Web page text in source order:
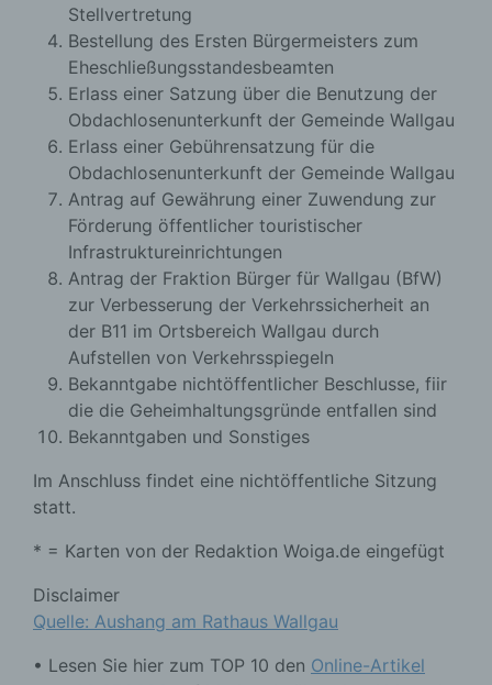
Stellvertretung
Bestellung des Ersten Bürgermeisters zum
Eheschließungsstandesbeamten
Erlass einer Satzung über die Benutzung der
Obdachlosenunterkunft der Gemeinde Wallgau
Erlass einer Gebührensatzung für die
Obdachlosenunterkunft der Gemeinde Wallgau
Antrag auf Gewährung einer Zuwendung zur
Förderung öffentlicher touristischer
Infrastruktureinrichtungen
Antrag der Fraktion Bürger für Wallgau (BfW)
zur Verbesserung der Verkehrssicherheit an
der B11 im Ortsbereich Wallgau durch
Aufstellen von Verkehrsspiegeln
Bekanntgabe nichtöffentlicher Beschlusse, fiir
die die Geheimhaltungsgründe entfallen sind
Bekanntgaben und Sonstiges
Im Anschluss findet eine nichtöffentliche Sitzung
statt.
* = Karten von der Redaktion Woiga.de eingefügt
Disclaimer
Quelle: Aushang am Rathaus Wallgau
• Lesen Sie hier zum TOP 10 den Online-Artikel